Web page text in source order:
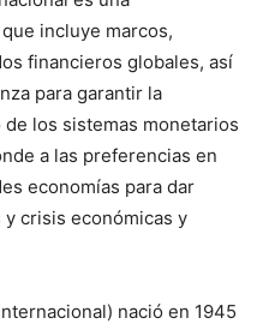
incluye marcos,
financieros globales, así
para garantir la
los sistemas monetarios
a las preferencias en
economías para dar
crisis económicas y
nació en 1945